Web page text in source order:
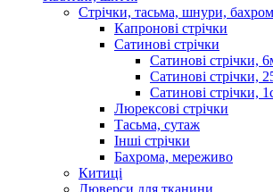
Стрічки, тасьма, шнури,
Капронові стрічки
Сатинові стрічки
Сатинові стрічки,
Сатинові стрічки,
Сатинові стрічки,
Люрексові стрічки
Тасьма, сутаж
Інші стрічки
Бахрома, мереживо
Китиці
Люверси для тканини